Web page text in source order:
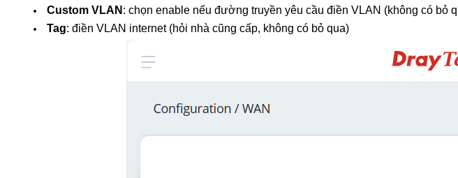
Custom VLAN : chọn enable nếu đường truyền yêu cầu điền VLAN (không có bỏ
Tag: điền VLAN internet (hỏi nhà cũng cấp, không có bỏ qua)